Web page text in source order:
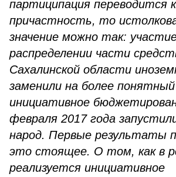
партиципация переводится
причастность, то
значение можно так:
распределении части
Сахалинской области
заменили на более
инициативное
февраля 2017 года
народ. Первые результаты
это стоящее. О том, как в
реализуется инициативное